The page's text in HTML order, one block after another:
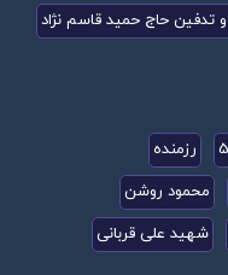
تدفین حاج حمید قاسم نژاد
رزمنده
محمود روشن
شهید علی قربانی